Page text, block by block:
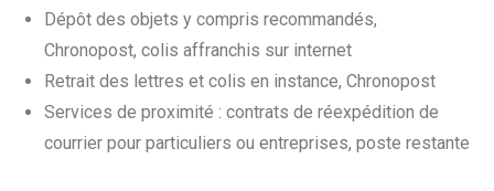
Dépôt des objets y compris recommandés,
Chronopost, colis affranchis sur internet
Retrait des lettres et colis en instance, Chronopost
Services de proximité : contrats de réexpédition de
courrier pour particuliers ou entreprises, poste restante